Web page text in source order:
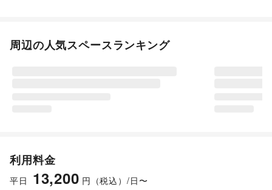
周辺の人気スペースランキング
利用料金
平日 13,200 円（税込）/日〜